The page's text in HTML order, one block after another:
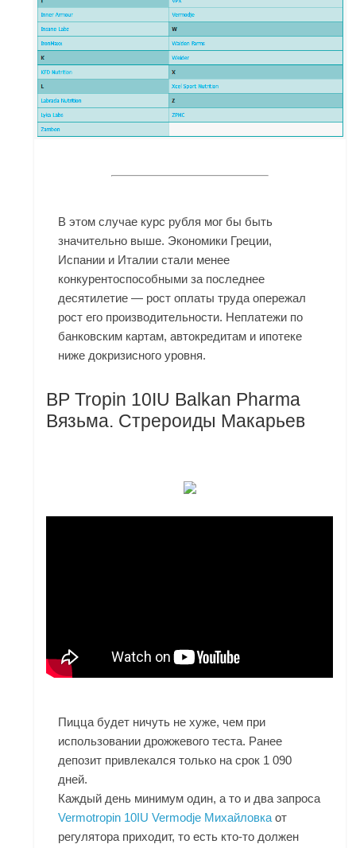
В этом случае курс рубля мог бы быть
значительно выше. Экономики Греции,
Испании и Италии стали менее
конкурентоспособными за последнее
десятилетие — рост оплаты труда опережал
рост его производительности. Неплатежи по
банковским картам, автокредитам и ипотеке
ниже докризисного уровня.
BP Tropin 10IU Balkan Pharma
Вязьма. Стрероиды Макарьев
Пицца будет ничуть не хуже, чем при
использовании дрожжевого теста. Ранее
депозит привлекался только на срок 1 090
дней.
Каждый день минимум один, а то и два запроса
Vermotropin 10IU Vermodje Михайловка от
регулятора приходит, то есть кто-то должен